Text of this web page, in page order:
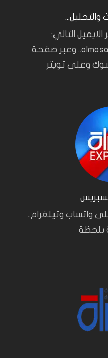
والتحليل...
التالي:
almasalahsources@gmail.com.. وعبر صفحة
وعلى تويتر
واتساب وتيلغرام..
بلحظة